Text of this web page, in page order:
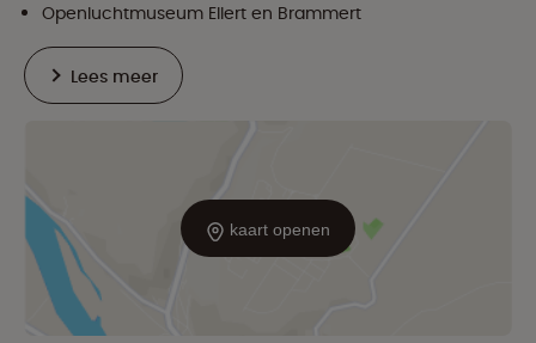
kaart openen
Openluchtmuseum Ellert en Brammert
Lees meer